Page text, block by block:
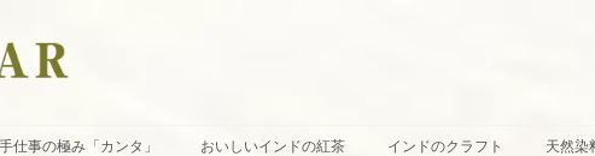
仕事の極み「カンタ」 おいしいインドの紅茶 インドのクラフト 天然染